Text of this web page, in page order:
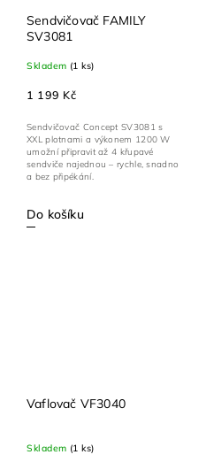
Sendvičovač FAMILY
SV3081
Skladem (1 ks)
1 199 Kč
Do košíku
Sendvičovač Concept SV3081 s
XXL plotnami a výkonem 1200 W
umožní připravit až 4 křupavé
sendviče najednou – rychle, snadno
a bez připékání.
Vaflovač VF3040
Skladem (1 ks)